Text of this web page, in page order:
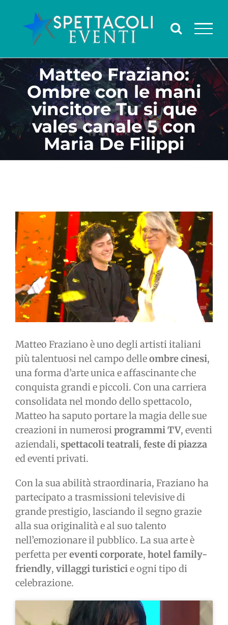
contenuto
Matteo Fraziano:
Ombre con le mani
vincitore Tu si que
vales canale 5 con
Maria De Filippi
Ingrandisci
immagine
Matteo Fraziano è uno degli artisti italiani
più talentuosi nel campo delleombre cinesi,
una forma d’arte unica e affascinante che
conquista grandi e piccoli. Con una carriera
consolidata nel mondo dello spettacolo,
Matteo ha saputo portare la magia delle sue
creazioni in numerosiprogrammi TV, eventi
aziendali, spettacoli teatrali, feste di piazza
ed eventi privati.
Con la sua abilità straordinaria, Fraziano ha
partecipato a trasmissioni televisive di
grande prestigio, lasciando il segno grazie
alla sua originalità e al suo talento
nell’emozionare il pubblico. La sua arte è
perfetta pereventi corporate, hotel family-
friendly, villaggi turisticie ogni tipo di
celebrazione.